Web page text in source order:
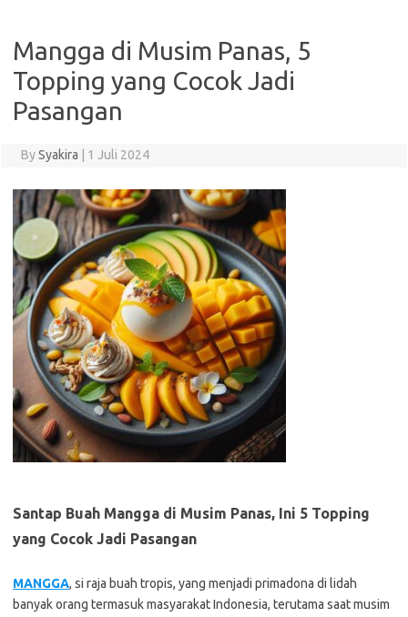
Mangga di Musim Panas, 5
Topping yang Cocok Jadi
Pasangan
BySyakira 1 Juli 2024
Santap Buah Mangga di Musim Panas, Ini 5 Topping
yang Cocok Jadi Pasangan
MANGGA, si raja buah tropis, yang menjadi primadona di lidah
banyak orang termasuk masyarakat Indonesia, terutama saat musim